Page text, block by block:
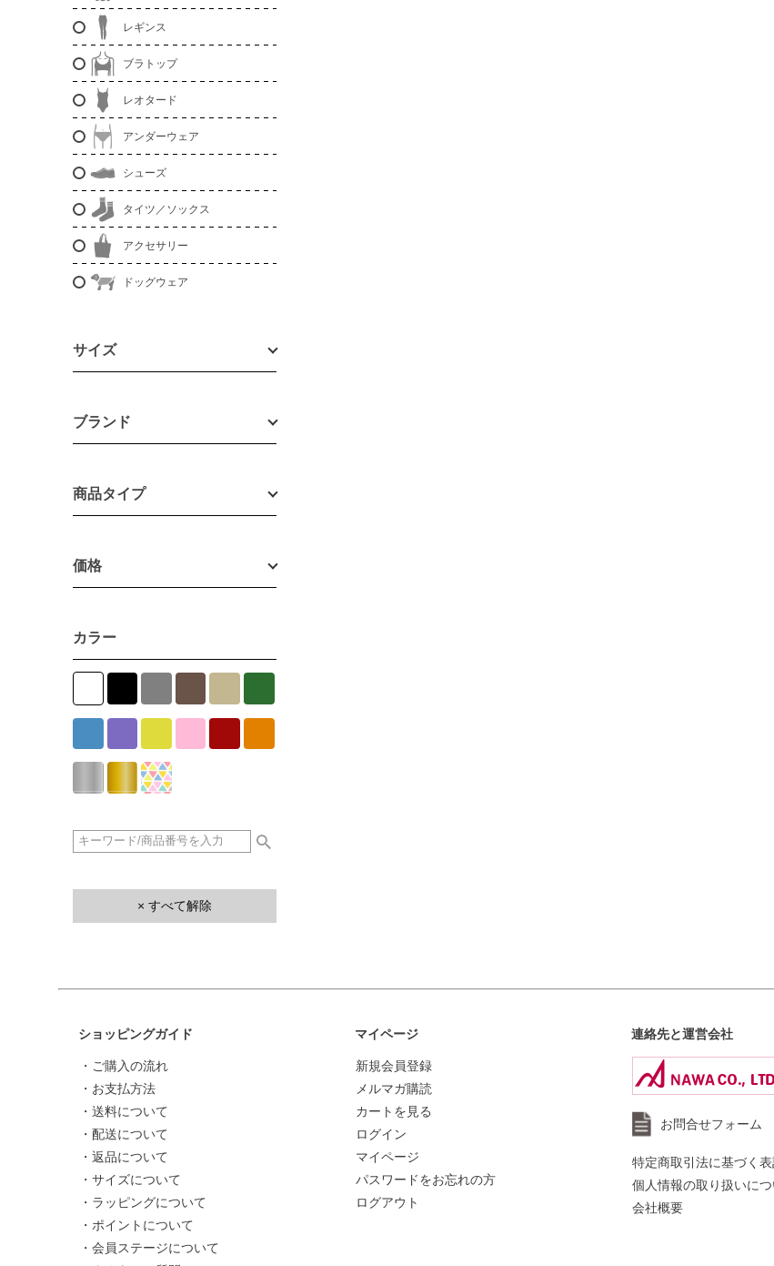
レギンス
ブラトップ
レオタード
アンダーウェア
シューズ
タイツ／ソックス
アクセサリー
ドッグウェア
サイズ
ブランド
商品タイプ
価格
カラー
× すべて解除
ショッピングガイド
・ご購入の流れ
・お支払方法
・送料について
・配送について
・返品について
・サイズについて
・ラッピングについて
・ポイントについて
・会員ステージについて
マイページ
新規会員登録
メルマガ購読
カートを見る
ログイン
マイページ
パスワードをお忘れの方
ログアウト
連絡先と運営会社
お問合せフォーム
特定商取引法に基づく
個人情報の取り扱いにつ
会社概要